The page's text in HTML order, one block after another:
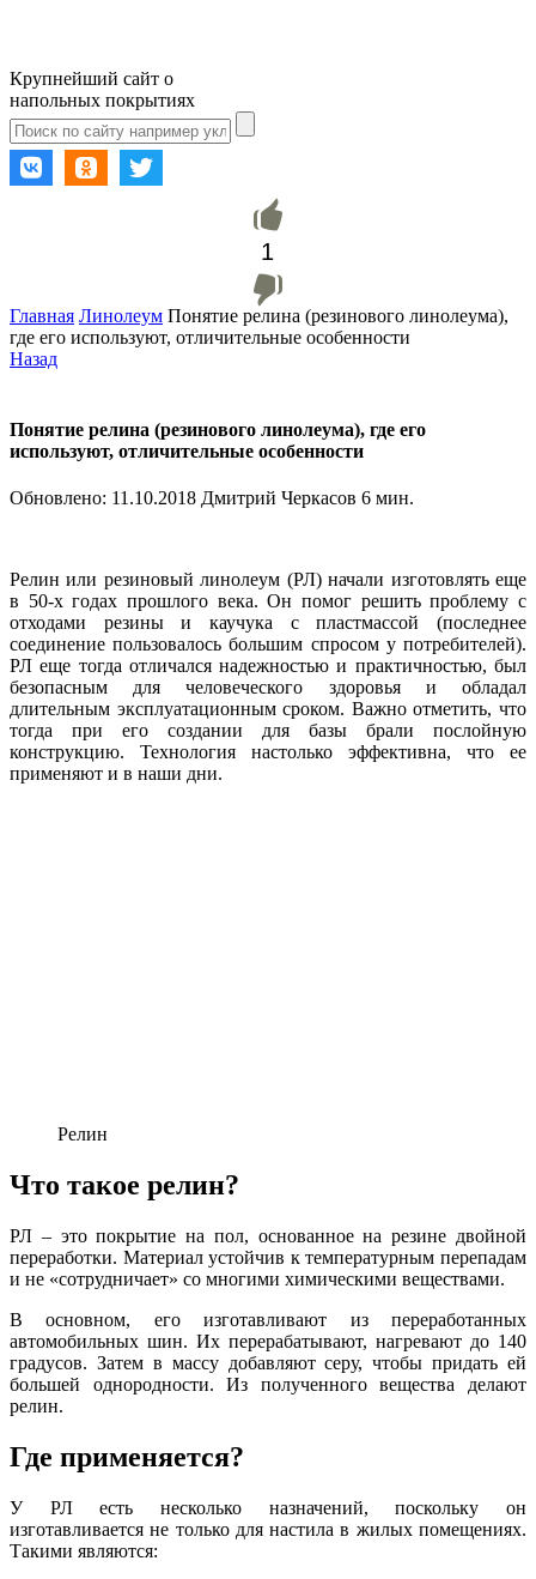
Крупнейший сайт о
напольных покрытиях
1
Главная Линолеум Понятие релина (резинового линолеума),
где его используют, отличительные особенности
Назад
Понятие релина (резинового линолеума), где его
используют, отличительные особенности
Обновлено: 11.10.2018 Дмитрий Черкасов 6 мин.
Релин или резиновый линолеум (РЛ) начали изготовлять еще
в 50-х годах прошлого века. Он помог решить проблему с
отходами резины и каучука с пластмассой (последнее
соединение пользовалось большим спросом у потребителей).
РЛ еще тогда отличался надежностью и практичностью, был
безопасным для человеческого здоровья и обладал
длительным эксплуатационным сроком. Важно отметить, что
тогда при его создании для базы брали послойную
конструкцию. Технология настолько эффективна, что ее
применяют и в наши дни.
Релин
Что такое релин?
РЛ – это покрытие на пол, основанное на резине двойной
переработки. Материал устойчив к температурным перепадам
и не «сотрудничает» со многими химическими веществами.
В основном, его изготавливают из переработанных
автомобильных шин. Их перерабатывают, нагревают до 140
градусов. Затем в массу добавляют серу, чтобы придать ей
большей однородности. Из полученного вещества делают
релин.
Где применяется?
У РЛ есть несколько назначений, поскольку он
изготавливается не только для настила в жилых помещениях.
Такими являются: